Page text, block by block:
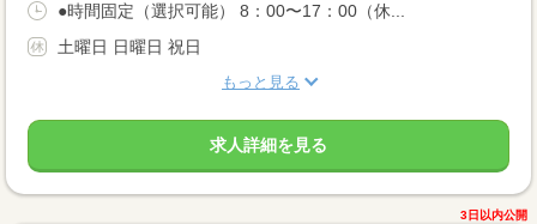
●時間固定（選択可能） 8：00〜17：00（休...
土曜日 日曜日 祝日
もっと見る
求人詳細を見る
3日以内公開